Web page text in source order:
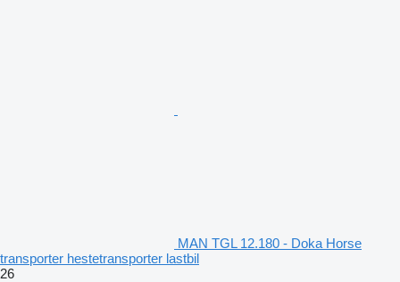
MAN TGL 12.180 - Doka Horse
transporter hestetransporter lastbil
26